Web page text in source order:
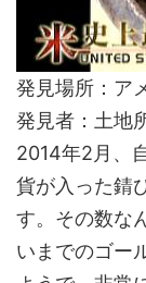
発見場所：ア
発見者：土地
2014年2月、
貨が入った錆
す。その数な
いまでのゴー